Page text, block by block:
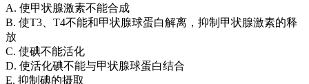
A. 使甲状腺激素不能合成
B. 使T3、T4不能和甲状腺球蛋白解离，抑制甲状腺激素的释
放
C. 使碘不能活化
D. 使活化碘不能与甲状腺球蛋白结合
E. 抑制碘的摄取